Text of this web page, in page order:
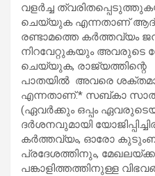
വളർച്ച
ചെയ്യുക എന്നതാണ്
രണ്ടാമത്തെ കർത്തവ്യം
നിറവേറ്റുകയും അവരുടെ
ചെയ്യുക, രാജ്യത്തിന്റെ
പാതയിൽ അവരെ
എന്നതാണ്.* സബ്കാ
(ഏവർക്കും ഒപ്പം
ദർശനവുമായി
കർത്തവ്യം, ഓരോ
പ്രദേശത്തിനും,
പങ്കാളിത്തത്തിനുള്ള